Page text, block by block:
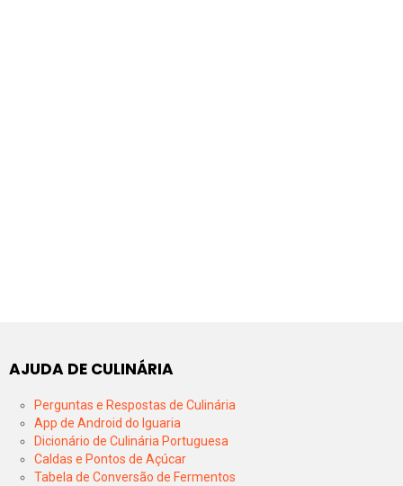
AJUDA DE CULINÁRIA
Perguntas e Respostas de Culinária
App de Android do Iguaria
Dicionário de Culinária Portuguesa
Caldas e Pontos de Açúcar
Tabela de Conversão de Fermentos